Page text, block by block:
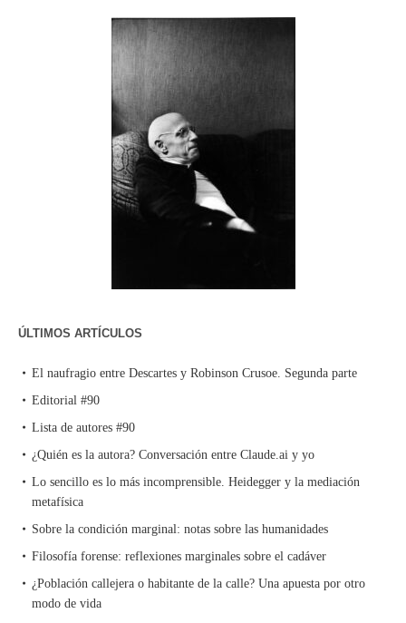
ÚLTIMOS ARTÍCULOS
El naufragio entre Descartes y Robinson Crusoe. Segunda parte
Editorial #90
Lista de autores #90
¿Quién es la autora? Conversación entre Claude.ai y yo
Lo sencillo es lo más incomprensible. Heidegger y la mediación
metafísica
Sobre la condición marginal: notas sobre las humanidades
Filosofía forense: reflexiones marginales sobre el cadáver
¿Población callejera o habitante de la calle? Una apuesta por otro
modo de vida